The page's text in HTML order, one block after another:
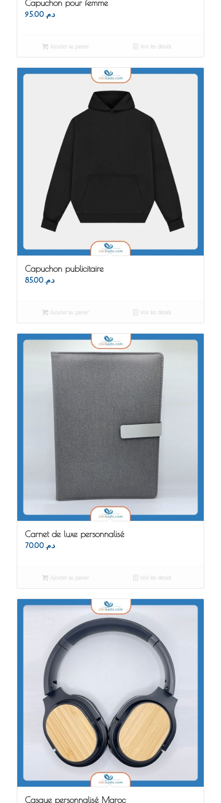
Capuchon pour femme
د.م. 95.00
Ajouter au panier Voir les détails
Capuchon publicitaire
د.م. 85.00
Ajouter au panier Voir les détails
Carnet de luxe personnalisé
د.م. 70.00
Ajouter au panier Voir les détails
Casque personnalisé Maroc